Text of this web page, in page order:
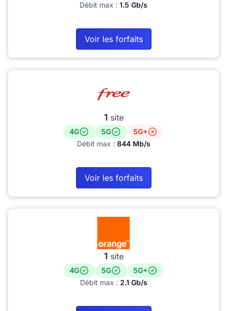
Débit max : 1.5 Gb/s
Voir les forfaits
1 site
4G 5G
5G+
Débit max : 844 Mb/s
Voir les forfaits
1 site
4G 5G
5G+
Débit max : 2.1 Gb/s